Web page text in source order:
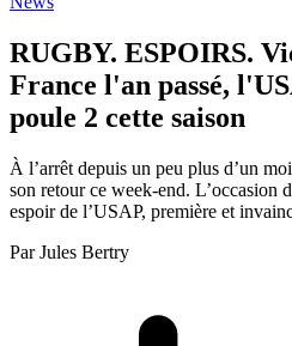
RUGBY. ESPOIRS.
France l'an passé,
poule 2 cette saison
À l’arrêt depuis un peu plus d’un
son retour ce week-end. L’occasion
espoir de l’USAP, première et
Par Jules Bertry